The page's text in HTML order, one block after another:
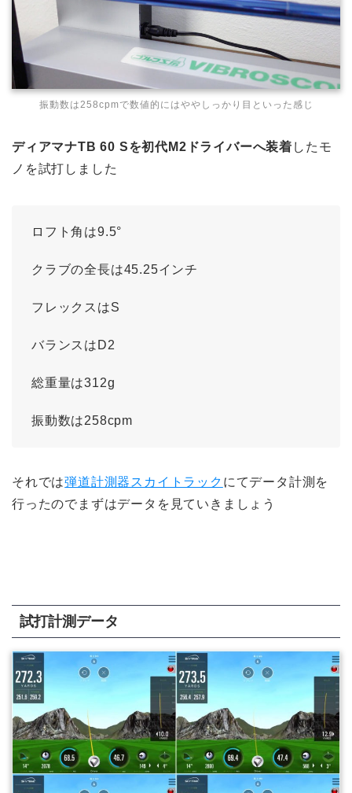
振動数は258cpmで数値的にはややしっかり目といった感じ
ディアマナTB 60 Sを初代M2ドライバーへ装着 したモ
ノを試打しました
ロフト角は9.5°
クラブの全長は45.25インチ
フレックスはS
バランスはD2
総重量は312g
振動数は258cpm
それでは弾道計測器スカイトラック にてデータ計測を
行ったのでまずはデータを見ていきましょう
試打計測データ